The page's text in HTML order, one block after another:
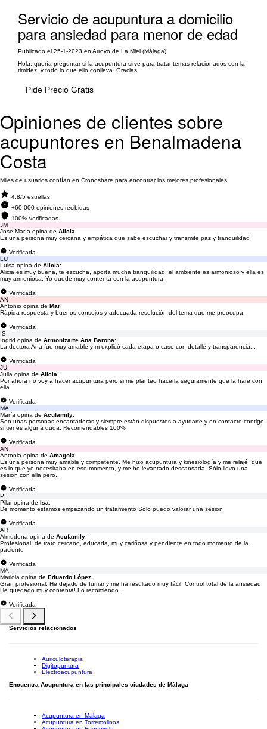
Servicio de acupuntura a domicilio
para ansiedad para menor de edad
Publicado el 25-1-2023 en Arroyo de La Miel (Málaga)
Hola, quería preguntar si la acupuntura sirve para tratar temas relacionados con la
timidez, y todo lo que ello conlleva. Gracias
Pide Precio Gratis
Opiniones de clientes sobre
acupuntores en Benalmadena
Costa
Miles de usuarios confían en Cronoshare para encontrar los mejores profesionales
4.8/5 estrellas
+60.000 opiniones recibidas
100% verificadas
JM
José María opina de Alicia:
Es una persona muy cercana y empática que sabe escuchar y transmite paz y tranquilidad
Verificada
LU
Luisa opina de Alicia:
Alicia es muy buena, te escucha, aporta mucha tranquilidad, el ambiente es armonioso y ella es
muy armoniosa. Yo quedé muy contenta con la acupuntura .
Verificada
AN
Antonio opina de Mar:
Rápida respuesta y buenos consejos y adecuada resolución del tema que me preocupa.
Verificada
IS
Ingrid opina de Armonizarte Ana Barona:
La doctora Ana fue muy amable y m explicó cada etapa o caso con detalle y transparencia...
Verificada
JU
Julia opina de Alicia:
Por ahora no voy a hacer acupuntura pero si me planteo hacerla seguramente que la haré con
ella
Verificada
MA
María opina de Acufamily:
Son unas personas encantadoras y siempre están dispuestos a ayudarte y en contacto contigo
si tienes alguna duda. Recomendables 100%
Verificada
AN
Antonia opina de Amagoia:
Es una persona muy amable y competente. Me hizo acupuntura y kinesiología y me relajé, que
es lo que yo necesitaba en ese momento, y me he levantado descansada. Sólo llevo una
sesión con ella pero...
Verificada
PI
Pilar opina de Isa:
De momento estamos empezando un tratamiento Solo puedo valorar una sesion
Verificada
AR
Almudena opina de Acufamily:
Profesional, de trato cercano, educada, muy cariñosa y pendiente en todo momento de la
paciente
Verificada
MA
Mariola opina de Eduardo López:
Gran profesional. He dejado de fumar y me ha resultado muy fácil. Control total de la ansiedad.
He quedado muy contenta! Lo recomiendo.
Verificada
Servicios relacionados
Auriculoterapia
Digitopuntura
Electroacupuntura
Encuentra Acupuntura en las principales ciudades de Málaga
Acupuntura en Málaga
Acupuntura en Torremolinos